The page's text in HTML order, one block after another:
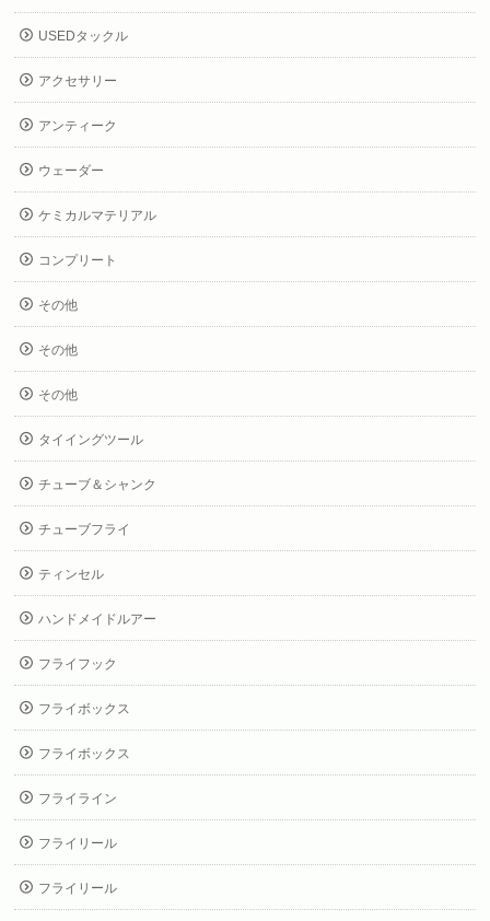
USEDタックル
アクセサリー
アンティーク
ウェーダー
ケミカルマテリアル
コンプリート
その他
その他
その他
タイイングツール
チューブ＆シャンク
チューブフライ
ティンセル
ハンドメイドルアー
フライフック
フライボックス
フライボックス
フライライン
フライリール
フライリール